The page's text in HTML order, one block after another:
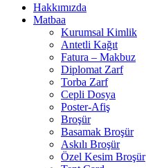
Hakkımızda
Matbaa
Kurumsal Kimlik
Antetli Kağıt
Fatura – Makbuz
Diplomat Zarf
Torba Zarf
Cepli Dosya
Poster-Afiş
Broşür
Basamak Broşür
Askılı Broşür
Özel Kesim Broşür